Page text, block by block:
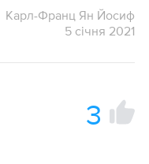
Карл-Франц Ян Йосиф
5 січня 2021
3